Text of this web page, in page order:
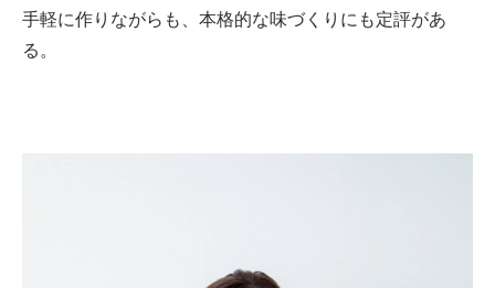
手軽に作りながらも、本格的な味づくりにも定評があ
る。